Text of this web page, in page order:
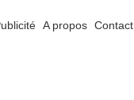
A propos Contact